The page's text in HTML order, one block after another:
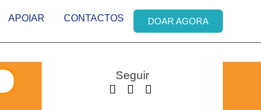
APOIAR CONTACTOS DOAR AGORA
Seguir